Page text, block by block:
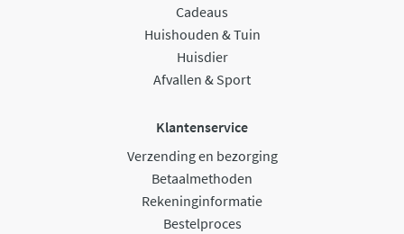
Cadeaus
Huishouden & Tuin
Huisdier
Afvallen & Sport
Klantenservice
Verzending en bezorging
Betaalmethoden
Rekeninginformatie
Bestelproces